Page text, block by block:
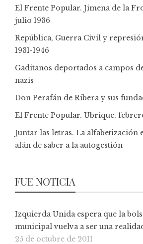
El Frente Popular. Jimena de la
julio 1936
República, Guerra Civil y
1931-1946
Gaditanos deportados a campos
nazis
Don Perafán de Ribera y sus
El Frente Popular. Ubrique,
Juntar las letras. La alfabetización
afán de saber a la autogestión
FUE NOTICIA
Izquierda Unida espera que la
municipal vuelva a ser una
25 de octubre de 2011